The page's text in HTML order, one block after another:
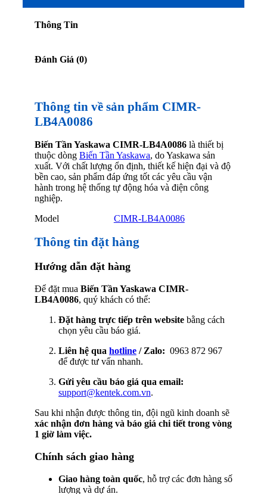
Thông Tin
Đánh Giá (0)
Thông tin về sản phẩm CIMR-
LB4A0086
Biến Tần Yaskawa CIMR-LB4A0086 là thiết bị
thuộc dòng Biến Tần Yaskawa, do Yaskawa sản
xuất. Với chất lượng ổn định, thiết kế hiện đại và độ
bền cao, sản phẩm đáp ứng tốt các yêu cầu vận
hành trong hệ thống tự động hóa và điện công
nghiệp.
Model
CIMR-LB4A0086
Thông tin đặt hàng
Hướng dẫn đặt hàng
Để đặt mua Biến Tần Yaskawa CIMR-
LB4A0086, quý khách có thể:
Đặt hàng trực tiếp trên website bằng cách
chọn yêu cầu báo giá.
Liên hệ qua hotline / Zalo: 0963 872 967
để được tư vấn nhanh.
Gửi yêu cầu báo giá qua email:
support@kentek.com.vn.
Sau khi nhận được thông tin, đội ngũ kinh doanh sẽ
xác nhận đơn hàng và báo giá chi tiết trong vòng
1 giờ làm việc.
Chính sách giao hàng
Giao hàng toàn quốc, hỗ trợ các đơn hàng số
lượng và dự án.